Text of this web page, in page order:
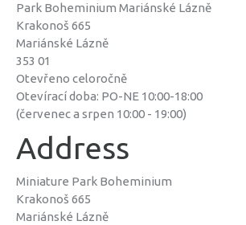
Park Boheminium Mariánské Lázně
Krakonoš 665
Mariánské Lázně
353 01
Otevřeno celoročně
Otevírací doba: PO-NE 10:00-18:00
(červenec a srpen 10:00 - 19:00)
Address
Miniature Park Boheminium
Krakonoš 665
Mariánské Lázně